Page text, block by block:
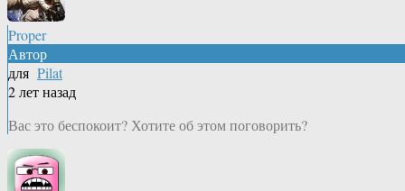
Proper
Автор
для Pilat
2 лет назад
Вас это беспокоит? Хотите об этом поговорить?